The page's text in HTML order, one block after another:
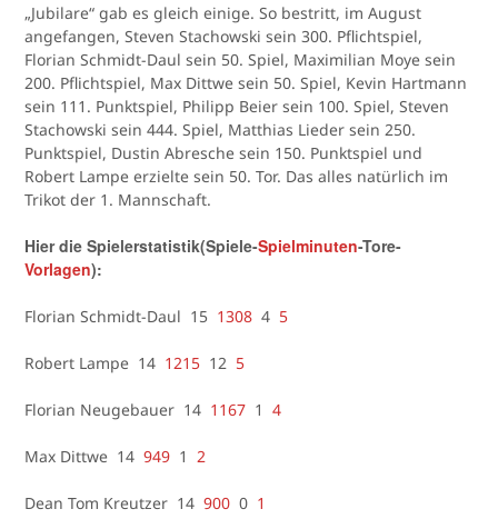
„Jubilare“ gab es gleich einige. So bestritt, im August
angefangen, Steven Stachowski sein 300. Pflichtspiel,
Florian Schmidt-Daul sein 50. Spiel, Maximilian Moye sein
200. Pflichtspiel, Max Dittwe sein 50. Spiel, Kevin Hartmann
sein 111. Punktspiel, Philipp Beier sein 100. Spiel, Steven
Stachowski sein 444. Spiel, Matthias Lieder sein 250.
Punktspiel, Dustin Abresche sein 150. Punktspiel und
Robert Lampe erzielte sein 50. Tor. Das alles natürlich im
Trikot der 1. Mannschaft.
Hier die Spielerstatistik(Spiele-Spielminuten-Tore-
Vorlagen):
Florian Schmidt-Daul 15 1308 4 5
Robert Lampe 14 1215 12 5
Florian Neugebauer 14 1167 14
Max Dittwe 14949 1 2
Dean Tom Kreutzer 14900 0 1